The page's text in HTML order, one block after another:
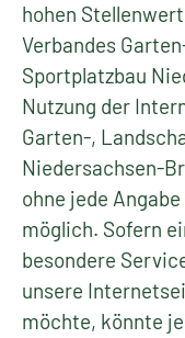
hohen
Verbandes
Sportplatzbau
Nutzung der
Garten-,
Niedersachsen-
ohne jede
möglich. Sofern
besondere
unsere
möchte, könnte